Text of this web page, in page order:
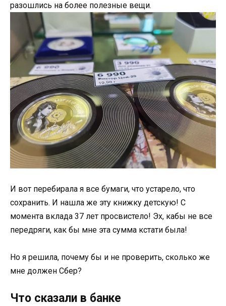
разошлись на более полезные вещи.
И вот перебирала я все бумаги, что устарело, что
сохранить. И нашла же эту книжку детскую! С
момента вклада 37 лет просвистело! Эх, кабы не все
передряги, как бы мне эта сумма кстати была!
Но я решила, почему бы и не проверить, сколько же
мне должен Сбер?
Что сказали в банке